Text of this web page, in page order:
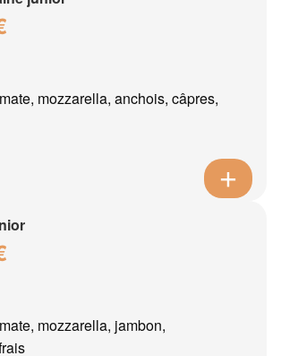
mozzarella, anchois, câpres,
mozzarella, jambon,